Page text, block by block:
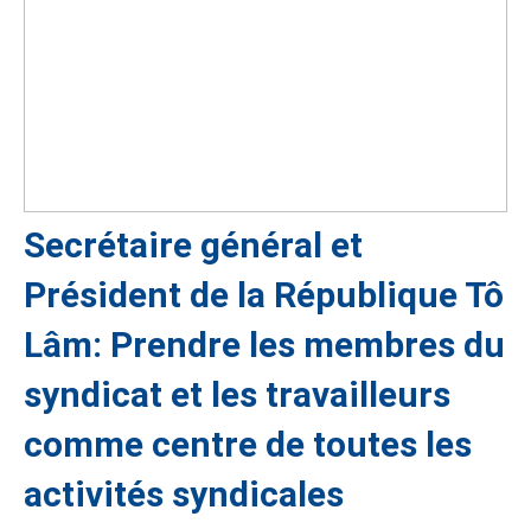
Secrétaire général et
Président de la République Tô
Lâm: Prendre les membres du
syndicat et les travailleurs
comme centre de toutes les
activités syndicales